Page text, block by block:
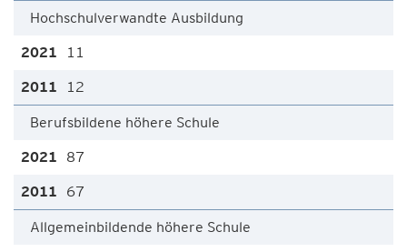
Hochschulverwandte Ausbildung
11
12
Berufsbildene höhere Schule
87
67
Allgemeinbildende höhere Schule